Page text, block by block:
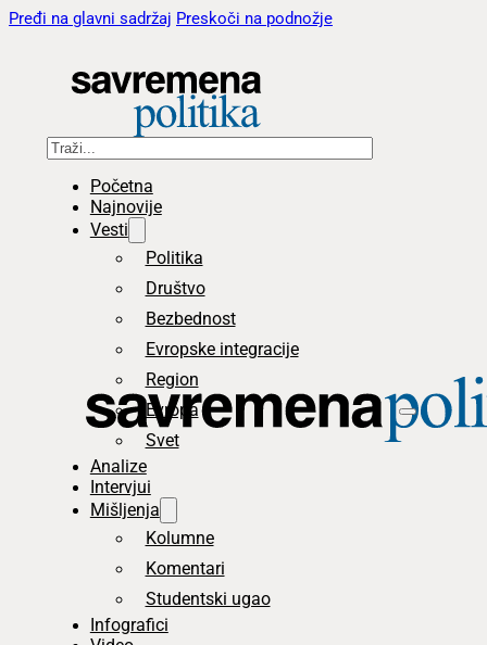
Pređi na glavni sadržaj Preskoči na podnožje
Pretraga
Početna
Najnovije
Vesti
Politika
Društvo
Bezbednost
Evropske integracije
Region
Evropa
Svet
Analize
Intervjui
Mišljenja
Kolumne
Komentari
Studentski ugao
Infografici